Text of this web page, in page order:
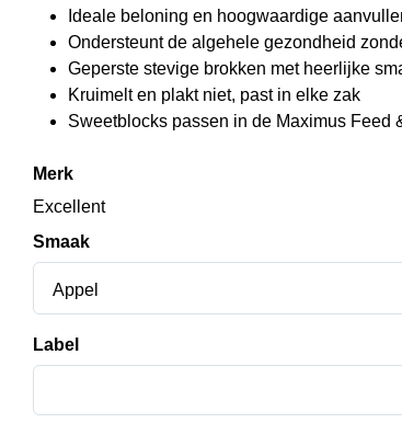
Ideale beloning en hoogwaardige
Ondersteunt de algehele gezondheid
Geperste stevige brokken met heerlijke
Kruimelt en plakt niet, past in elke zak
Sweetblocks passen in de Maximus Feed
Merk
Excellent
Smaak
Appel
Label